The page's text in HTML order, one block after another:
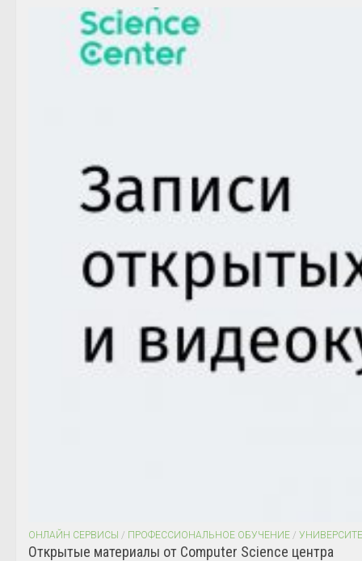
ОНЛАЙН СЕРВИСЫ / ПРОФЕССИОНАЛЬНОЕ ОБУЧЕНИЕ /
Открытые материалы от Computer Science центра